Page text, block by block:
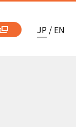
JP / EN